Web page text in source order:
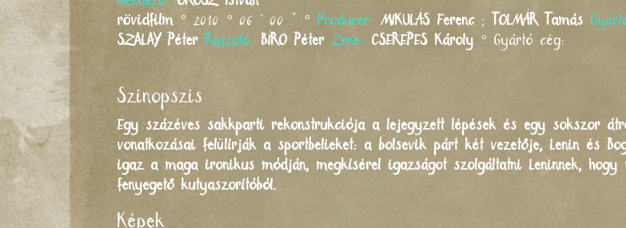
rövidfilm ° 2010 ° 06 ' 00 " ° Producer:MIKULÁS Ferenc ; TOLMÁR Tamás
SZALAY Péter Rajzoló: BÍRÓ Péter Zene: CSEREPES Károly ° Gyártó cég:
Szinopszis
Egy százéves sakkparti rekonstrukciója a lejegyzett lépések és egy sokszor
vonatkozásai felülírják a sportbelieket: a bolsevik párt két vezetője, Lenin és
igaz a maga ironikus módján, megkísérel igazságot szolgáltatni Leninnek,
fenyegető kutyaszorítóból.
Képek